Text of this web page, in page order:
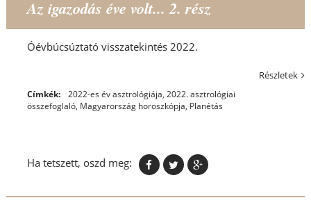
Az igazodás éve volt... 2. rész
Óévbúcsúztató visszatekintés 2022.
Részletek
Címkék: 2022-es év asztrológiája, 2022. asztrológiai
összefoglaló, Magyarország horoszkópja, Planétás
Ha tetszett, oszd meg: